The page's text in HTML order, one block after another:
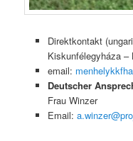
Direktkontakt
Kiskunfélegyháza –
email:
Deutscher
Frau Winzer
Email: